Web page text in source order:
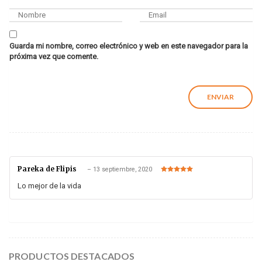
Guarda mi nombre, correo electrónico y web en este navegador para la
próxima vez que comente.
Pareka de Flipis – 13 septiembre, 2020
Lo mejor de la vida
PRODUCTOS DESTACADOS